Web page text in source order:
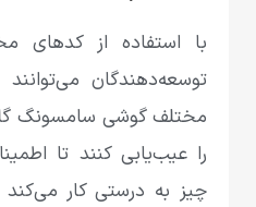
با استفاده از کدهای
توسعه‌دهندگان
مختلف گوشی‌ سامسونگ
را عیب‌یابی کنند تا
چیز به درستی کار